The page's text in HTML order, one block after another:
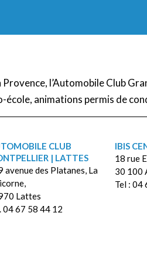
l’Automobile Club
animations permis de
CLUB
| LATTES
avenue des Platanes, La
Lattes
04 67 58 44 12
IBIS
18 rue
30 100
Tel : 04